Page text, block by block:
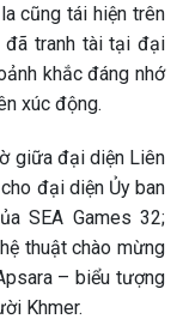
cũng tái hiện trên
đã tranh tài tại đại
khắc đáng nhớ
xúc động.
giữa đại diện Liên
đại diện Ủy ban
SEA Games 32;
thuật chào mừng
– biểu tượng
Khmer.